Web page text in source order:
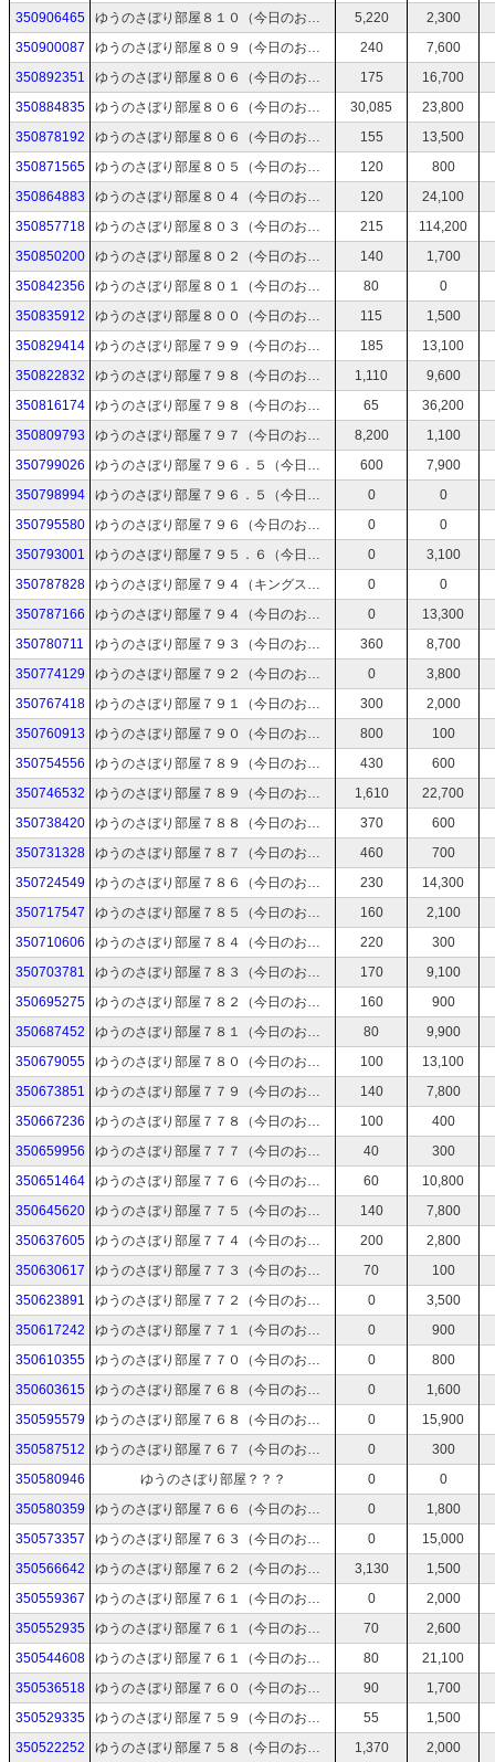
350906465
ゆうのさぼり部屋８１０（今日のお絵描き：花占いをするゆうさん→時間があれば制裁を受ける絵→時間と体力が残ってたらTODOリストから） 5,220
2,300
350900087
ゆうのさぼり部屋８０９（今日のお絵描き：ビキニスタイルゆうさん→時間があれば制裁を受ける絵→時間と体力が残ってたらTODOリストから） 240
7,600
350892351
ゆうのさぼり部屋８０６（今日のお絵描き：穴子を裁くゆうさん→時間があれば制裁を受ける絵→時間と体力が残ってたらTODOリストから） 175
16,700
350884835
ゆうのさぼり部屋８０６（今日のお絵描き：すしロボットの中で働くゆうさん→時間があれば制裁を受ける絵→時間と体力が残ってたらTODOリストから） 30,085
23,800
350878192
ゆうのさぼり部屋８０６（今日のお絵描き：アーカイブス終了までにキングスの購入を促すゆうさん→時間があれば制裁を受ける絵→時間と体力が残ってたらTODOリストから） 155
13,500
350871565
ゆうのさぼり部屋８０５（今日のお絵描き：日光で溶けそうなゆうさん→時間があれば制裁を受ける絵→時間と体力が残ってたらTODOリストから） 120
800
350864883
ゆうのさぼり部屋８０４（今日のお絵描き：いつもの帽子を被るゆうさん→時間があれば制裁を受ける絵→時間と体力が残ってたらTODOリストから） 120
24,100
350857718
ゆうのさぼり部屋８０３（今日のお絵描き：いちご狩りゆうさん→時間があれば制裁を受ける絵→時間と体力が残ってたらTODOリストから） 215
114,200
350850200
ゆうのさぼり部屋８０２（今日のお絵描き：笑顔でうどん粉を足でふみふみゆうさん→時間があれば制裁を受ける絵→時間と体力が残ってたらTODOリストから） 140
1,700
350842356
ゆうのさぼり部屋８０１（今日のお絵描き：800回を祝うゆうさん→時間があれば制裁を受ける絵→時間と体力が残ってたらTODOリストから） 80
0
350835912
ゆうのさぼり部屋８００（今日のお絵描き：露天風呂の日→時間があれば制裁を受ける絵→時間と体力が残ってたらTODOリストから） 115
1,500
350829414
ゆうのさぼり部屋７９９（今日のお絵描き：ローラースケートで通学するゆうさん→時間があれば制裁を受ける絵→時間と体力が残ってたらTODOリストから） 185
13,100
350822832
ゆうのさぼり部屋７９８（今日のお絵描き：ユニフォームでゴールアクションエモート→時間があれば制裁を受ける絵→時間と体力が残ってたらTODOリストから） 1,110
9,600
350816174
ゆうのさぼり部屋７９８（今日のお絵描き：ペンキを塗って背景に溶け込むゆうさん→時間があれば制裁を受ける絵→時間と体力が残ってたらTODOリストから） 65
36,200
350809793
ゆうのさぼり部屋７９７（今日のお絵描き：ボウリングの日→時間があれば制裁を受ける絵→時間と体力が残ってたらTODOリストから） 8,200
1,100
350799026
ゆうのさぼり部屋７９６．５（今日のお絵描き：キングス３の３０周年→時間があれば制裁を受ける絵→時間と体力が残ってたらTODOリストから） 600
7,900
350798994
ゆうのさぼり部屋７９６．５（今日のお絵描き：キングス３の３０周年→時間があれば制裁を受ける絵→時間と体力が残ってたらTODOリストから） 0
0
350795580
ゆうのさぼり部屋７９６（今日のお絵描き：ダクソリ→時間があれば制裁を受ける絵→時間と体力が残ってたらTODOリストから） 0
0
350793001
ゆうのさぼり部屋７９５．６（今日のお絵描き：いい日差しのもとヨガをするスモックゆう→時間があれば制裁を受ける絵→時間と体力が残ってたらTODOリストから） 0
3,100
350787828
ゆうのさぼり部屋７９４（キングスフィールド初代をちょっと） 0
0
350787166
ゆうのさぼり部屋７９４（今日のお絵描き：ドット柄を着こなすゆうさん→時間があれば制裁を受ける絵→時間と体力が残ってたらTODOリストから） 0
13,300
350780711
ゆうのさぼり部屋７９３（今日のお絵描き：ペンギンのお尻をペンでぺんぺんする→時間があれば制裁を受ける絵→時間と体力が残ってたらTODOリストから） 360
8,700
350774129
ゆうのさぼり部屋７９２（今日のお絵描き：フラッペを食べるゆうさん→時間があれば制裁を受ける絵→時間と体力が残ってたらTODOリストから） 0
3,800
350767418
ゆうのさぼり部屋７９１（今日のお絵描き：今月のカラオケ→時間があれば制裁を受ける絵→時間と体力が残ってたらTODOリストから） 300
2,000
350760913
ゆうのさぼり部屋７９０（今日のお絵描き：水中でウニと一緒にキャベツを食べるゆうさん→時間があれば制裁を受ける絵→時間と体力が残ってたらTODOリストから） 800
100
350754556
ゆうのさぼり部屋７８９（今日のお絵描き：砂時計を持ってあわてふためいてる兎耳→時間があれば制裁を受ける絵→時間と体力が残ってたらTODOリストから） 430
600
350746532
ゆうのさぼり部屋７８９（今日のお絵描き：ライブラリアンなゆうさん→時間があれば制裁を受ける絵→時間と体力が残ってたらTODOリストから） 1,610
22,700
350738420
ゆうのさぼり部屋７８８（今日のお絵描き：カステラ お茶 ブラックホール→時間があれば制裁を受ける絵→時間と体力が残ってたらTODOリストから） 370
600
350731328
ゆうのさぼり部屋７８７（今日のお絵描き：日照 蛇の目 蛞蝓→時間があれば制裁を受ける絵→時間と体力が残ってたらTODOリストから） 460
700
350724549
ゆうのさぼり部屋７８６（今日のお絵描き：ところてんするゆうさん→時間があれば制裁を受ける絵→時間と体力が残ってたらTODOリストから） 230
14,300
350717547
ゆうのさぼり部屋７８５（今日のお絵描き：負荷にまけないゆうさん→時間があれば制裁を受ける絵→時間と体力が残ってたらTODOリストから） 160
2,100
350710606
ゆうのさぼり部屋７８４（今日のお絵描き：お掃除ロボットに乗るゆうさん→時間があれば制裁を受ける絵→時間と体力が残ってたらTODOリストから） 220
300
350703781
ゆうのさぼり部屋７８３（今日のお絵描き：クレーンゲームで釣り上げられる→時間があれば制裁を受ける絵→時間と体力が残ってたらTODOリストから） 170
9,100
350695275
ゆうのさぼり部屋７８２（今日のお絵描き：恐怖でひきつるゆうさん→時間があれば制裁を受ける絵→時間と体力が残ってたらTODOリストから） 160
900
350687452
ゆうのさぼり部屋７８１（今日のお絵描き：くらげちゃんのコスプレをする→時間があれば制裁を受ける絵→時間と体力が残ってたらTODOリストから） 80
9,900
350679055
ゆうのさぼり部屋７８０（今日のお絵描き：毛玉になったゆうさん→時間があれば制裁を受ける絵→時間と体力が残ってたらTODOリストから） 100
13,100
350673851
ゆうのさぼり部屋７７９（今日のお絵描き：なんもしないポンコツゆうさん→時間があれば制裁を受ける絵→時間と体力が残ってたらTODOリストから） 140
7,800
350667236
ゆうのさぼり部屋７７８（今日のお絵描き：スロットで大当たりする→時間があれば制裁を受ける絵→時間と体力が残ってたらTODOリストから） 100
400
350659956
ゆうのさぼり部屋７７７（今日のお絵描き：ムヒの日→時間があれば制裁を受ける絵→時間と体力が残ってたらTODOリストから） 40
300
350651464
ゆうのさぼり部屋７７６（今日のお絵描き：変なTシャツを着る→時間があれば制裁を受ける絵→時間と体力が残ってたらTODOリストから） 60
10,800
350645620
ゆうのさぼり部屋７７５（今日のお絵描き：くるくるゆうさん→時間があれば制裁を受ける絵→時間と体力が残ってたらTODOリストから） 140
7,800
350637605
ゆうのさぼり部屋７７４（今日のお絵描き：武器だけ強そうな勇者ゆうさん→時間があれば制裁を受ける絵→時間と体力が残ってたらTODOリストから） 200
2,800
350630617
ゆうのさぼり部屋７７３（今日のお絵描き：何かを稼ぐ→時間があれば制裁を受ける絵→時間と体力が残ってたらTODOリストから） 70
100
350623891
ゆうのさぼり部屋７７２（今日のお絵描き：死の宣告を受けた→時間があれば制裁を受ける絵→時間と体力が残ってたらTODOリストから） 0
3,500
350617242
ゆうのさぼり部屋７７１（今日のお絵描き：メープルもみじの日→時間があれば制裁を受ける絵→時間と体力が残ってたらTODOリストから） 0
900
350610355
ゆうのさぼり部屋７７０（今日のお絵描き：流しそうめんを笑顔で見送る→時間があれば制裁を受ける絵→時間と体力が残ってたらTODOリストから） 0
800
350603615
ゆうのさぼり部屋７６８（今日のお絵描き：水着を試着で比較する→時間があれば制裁を受ける絵→時間と体力が残ってたらTODOリストから） 0
1,600
350595579
ゆうのさぼり部屋７６８（今日のお絵描き：夏前の暑さで茹で上がる→時間があれば制裁を受ける絵→時間と体力が残ってたらTODOリストから） 0
15,900
350587512
ゆうのさぼり部屋７６７（今日のお絵描き：オタクにやさしいギャル→時間があれば制裁を受ける絵→時間と体力が残ってたらTODOリストから） 0
300
350580946
ゆうのさぼり部屋？？？ 0
0
350580359
ゆうのさぼり部屋７６６（今日のお絵描き：探偵の日→時間があれば制裁を受ける絵→時間と体力が残ってたらTODOリストから） 0
1,800
350573357
ゆうのさぼり部屋７６３（今日のお絵描き：ライスにシチューをかけて裁きを受ける→時間と体力が残ってたらTODOリストから） 0
15,000
350566642
ゆうのさぼり部屋７６２（今日のお絵描き：ツインテ→時間と体力が残ってたらTODOリストから） 3,130
1,500
350559367
ゆうのさぼり部屋７６１（今日のお絵描き：クーデレ→時間と体力が残ってたらTODOリストから） 0
2,000
350552935
ゆうのさぼり部屋７６１（今日のお絵描き：メスガキ（かるた）→時間と体力が残ってたらTODOリストから） 70
2,600
350544608
ゆうのさぼり部屋７６１（今日のお絵描き：トロの日→時間と体力が残ってたらTODOリストから） 80
21,100
350536518
ゆうのさぼり部屋７６０（今日のお絵描き：夕刻 甘味処 水菓子→時間と体力が残ってたらTODOリストから） 90
1,700
350529335
ゆうのさぼり部屋７５９（今日のお絵描き：巨大けん玉に乗る→時間と体力が残ってたらTODOリストから） 55
1,500
350522252
ゆうのさぼり部屋７５８（今日のお絵描き：顔アップ→時間と体力が残ってたらTODOリストから） 1,370 2,000